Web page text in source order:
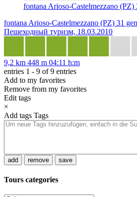
fontana Arioso-Castelmezzano (PZ)
fontana Arioso-Castelmezzano (PZ) 31
Пешеходный туризм, 18.03.2010
9,2 km 448 m 04:11 h:m
entries 1 - 9 of 9 entries
Add to my favorites
Remove from my favorites
Edit tags
×
Add tags Tags
add remove save
Tours categories